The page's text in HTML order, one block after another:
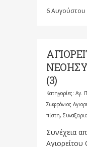
6 Αυγούστου
(3)
Κατηγορίες: Αγ.
Σωφρόνιος
πίστη,
Συνέχεια
Αγιορείτου